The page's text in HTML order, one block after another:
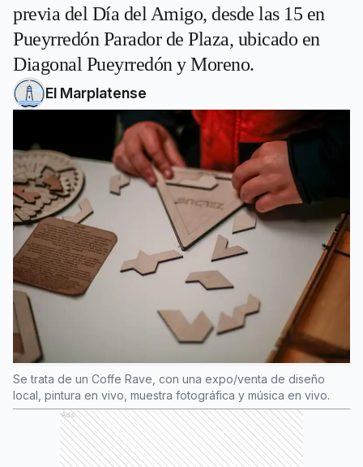
previa del Día del Amigo, desde las 15 en
Pueyrredón Parador de Plaza, ubicado en
Diagonal Pueyrredón y Moreno.
El Marplatense
Se trata de un Coffe Rave, con una expo/venta de diseño
local, pintura en vivo, muestra fotográfica y música en vivo.
Ads